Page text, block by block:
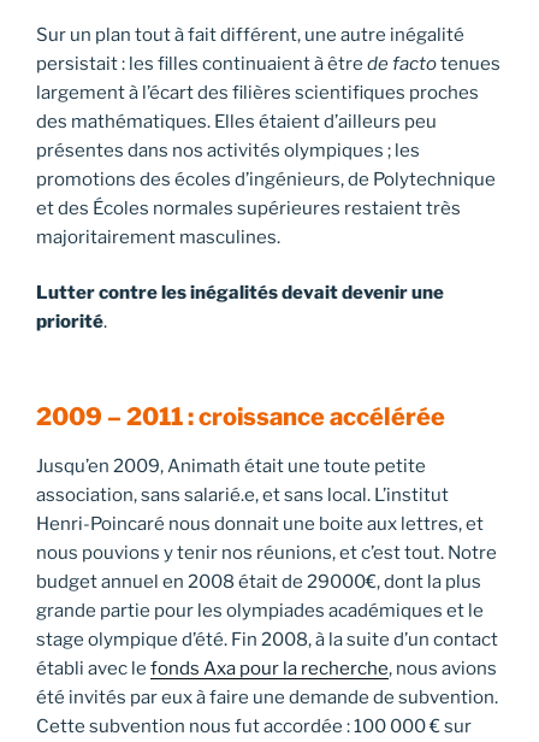
Sur un plan tout à fait différent, une autre inégalité
persistait : les filles continuaient à être de factotenues
largement à l’écart des filières scientifiques proches
des mathématiques. Elles étaient d’ailleurs peu
présentes dans nos activités olympiques ; les
promotions des écoles d’ingénieurs, de Polytechnique
et des Écoles normales supérieures restaient très
majoritairement masculines.
Lutter contre les inégalités devait devenir une
priorité.
2009 – 2011 : croissance accélérée
Jusqu’en 2009, Animath était une toute petite
association, sans salarié.e, et sans local. L’institut
Henri-Poincaré nous donnait une boite aux lettres, et
nous pouvions y tenir nos réunions, et c’est tout. Notre
budget annuel en 2008 était de 29000€, dont la plus
grande partie pour les olympiades académiques et le
stage olympique d’été. Fin 2008, à la suite d’un contact
établi avec le fonds Axa pour la recherche, nous avions
été invités par eux à faire une demande de subvention.
Cette subvention nous fut accordée : 100 000 € sur